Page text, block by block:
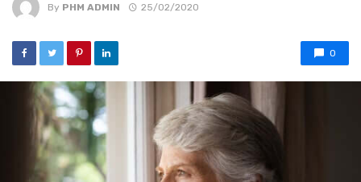
By PHM ADMIN 25/02/2020
0